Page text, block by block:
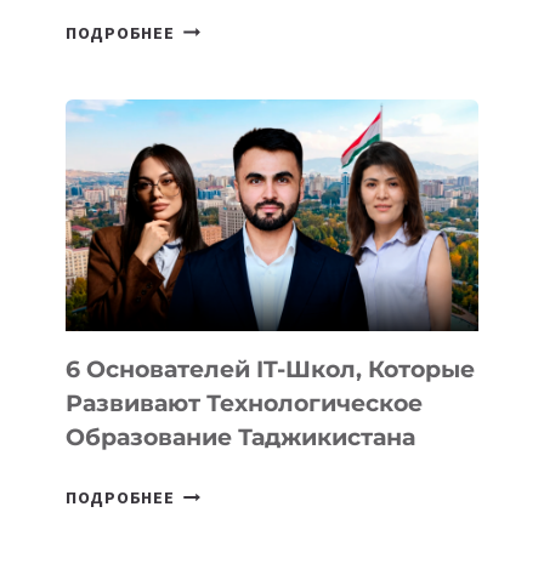
ПОДРОБНЕЕ СТАЛИ
ВНЕШНЕГО
ВИДА
НОВОГО
УСТРОЙСТВА
ОТ
OPENAI
6 Основателей IT-Школ, Которые
Развивают Технологическое
Образование Таджикистана
ПОДРОБНЕЕ